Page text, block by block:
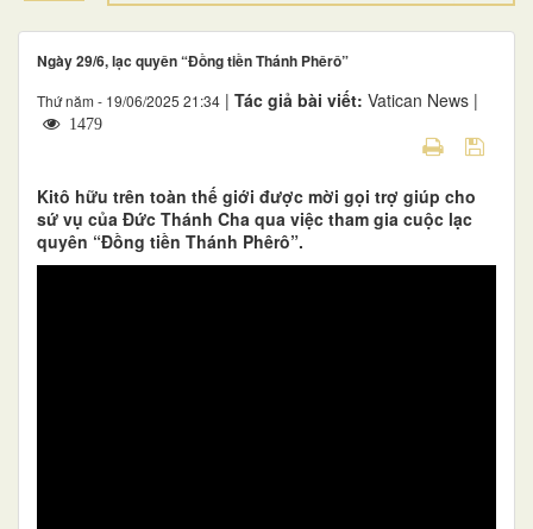
Ngày 29/6, lạc quyên “Đồng tiền Thánh Phêrô”
Thứ năm - 19/06/2025 21:34 | Tác giả bài viết: Vatican News |
1479
Kitô hữu trên toàn thế giới được mời gọi trợ giúp cho
sứ vụ của Đức Thánh Cha qua việc tham gia cuộc lạc
quyên “Đồng tiền Thánh Phêrô”.